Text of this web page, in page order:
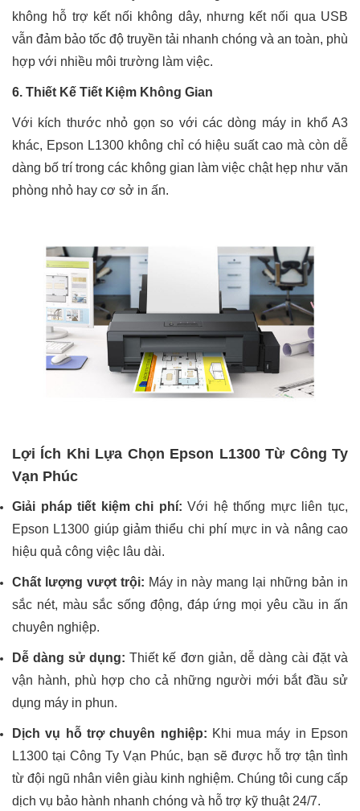
không hỗ trợ kết nối không dây, nhưng kết nối qua USB
vẫn đảm bảo tốc độ truyền tải nhanh chóng và an toàn, phù
hợp với nhiều môi trường làm việc.
6. Thiết Kế Tiết Kiệm Không Gian
Với kích thước nhỏ gọn so với các dòng máy in khổ A3
khác, Epson L1300 không chỉ có hiệu suất cao mà còn dễ
dàng bố trí trong các không gian làm việc chật hẹp như văn
phòng nhỏ hay cơ sở in ấn.
Lợi Ích Khi Lựa Chọn Epson L1300 Từ Công Ty
Vạn Phúc
Giải pháp tiết kiệm chi phí: Với hệ thống mực liên tục,
Epson L1300 giúp giảm thiểu chi phí mực in và nâng cao
hiệu quả công việc lâu dài.
Chất lượng vượt trội: Máy in này mang lại những bản in
sắc nét, màu sắc sống động, đáp ứng mọi yêu cầu in ấn
chuyên nghiệp.
Dễ dàng sử dụng: Thiết kế đơn giản, dễ dàng cài đặt và
vận hành, phù hợp cho cả những người mới bắt đầu sử
dụng máy in phun.
Dịch vụ hỗ trợ chuyên nghiệp: Khi mua máy in Epson
L1300 tại Công Ty Vạn Phúc, bạn sẽ được hỗ trợ tận tình
từ đội ngũ nhân viên giàu kinh nghiệm. Chúng tôi cung cấp
dịch vụ bảo hành nhanh chóng và hỗ trợ kỹ thuật 24/7.